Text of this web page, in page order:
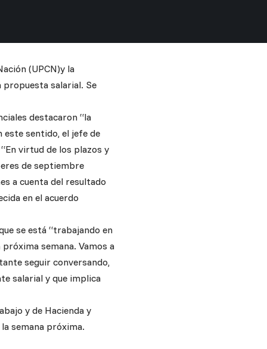
(UPCN)y la
propuesta salarial. Se
destacaron “la
este sentido, el jefe de
virtud de los plazos y
de septiembre
a cuenta del resultado
en el acuerdo
se está “trabajando en
semana. Vamos a
seguir conversando,
salarial y que implica
y de Hacienda y
semana próxima.